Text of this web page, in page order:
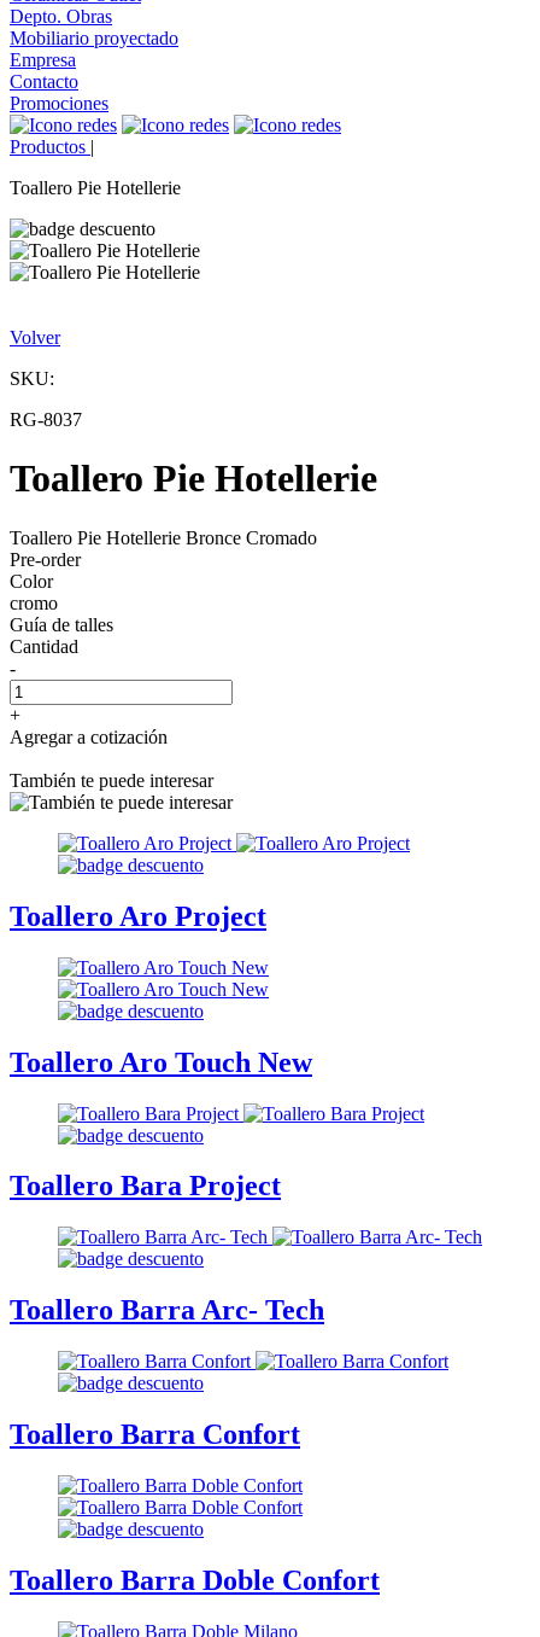
Depto. Obras
Mobiliario proyectado
Empresa
Contacto
Promociones
Productos |
Toallero Pie Hotellerie
Volver
SKU:
RG-8037
Toallero Pie Hotellerie
Toallero Pie Hotellerie Bronce Cromado
Pre-order
Color
cromo
Guía de talles
Cantidad
-
+
Agregar a cotización
También te puede interesar
Toallero Aro Project
Toallero Aro Touch New
Toallero Bara Project
Toallero Barra Arc- Tech
Toallero Barra Confort
Toallero Barra Doble Confort